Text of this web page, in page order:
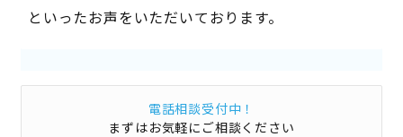
といったお声をいただいております。
電話相談受付中！
まずはお気軽にご相談ください